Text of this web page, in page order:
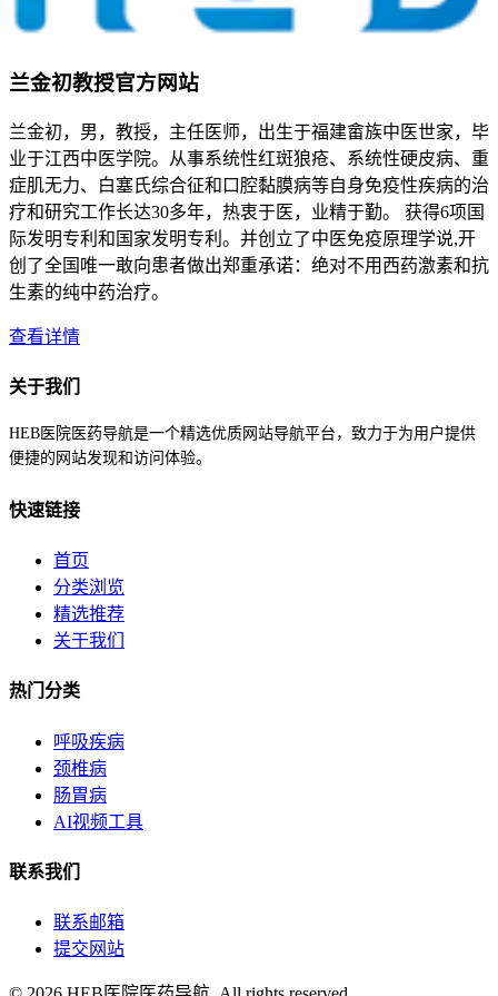
兰金初教授官方网站
兰金初，男，教授，主任医师，出生于福建畲族中医世家，毕
业于江西中医学院。从事系统性红斑狼疮、系统性硬皮病、重
症肌无力、白塞氏综合征和口腔黏膜病等自身免疫性疾病的治
疗和研究工作长达30多年，热衷于医，业精于勤。 获得6项国
际发明专利和国家发明专利。并创立了中医免疫原理学说,开
创了全国唯一敢向患者做出郑重承诺：绝对不用西药激素和抗
生素的纯中药治疗。
查看详情
关于我们
HEB医院医药导航是一个精选优质网站导航平台，致力于为用户提供
便捷的网站发现和访问体验。
快速链接
首页
分类浏览
精选推荐
关于我们
热门分类
呼吸疾病
颈椎病
肠胃病
AI视频工具
联系我们
联系邮箱
提交网站